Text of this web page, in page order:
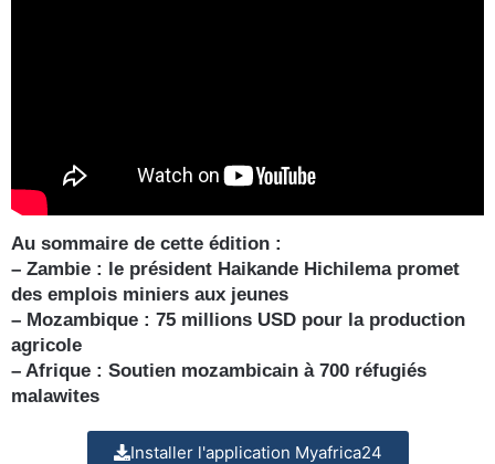
Au sommaire de cette édition :
– Zambie : le président Haikande Hichilema promet
des emplois miniers aux jeunes
– Mozambique : 75 millions USD pour la production
agricole
– Afrique : Soutien mozambicain à 700 réfugiés
malawites
Installer l'application Myafrica24